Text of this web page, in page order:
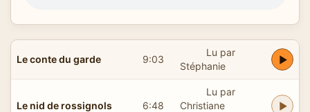
Le conte du garde 9:03
Lu par
Stéphanie
Le nid de rossignols 6:48
Lu par
Christiane